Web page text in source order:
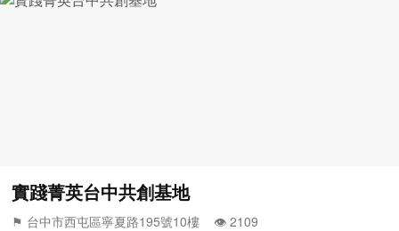
實踐菁英台中共創基地
⚑ 台中市西屯區寧夏路195號10樓 👁️‍ 2109